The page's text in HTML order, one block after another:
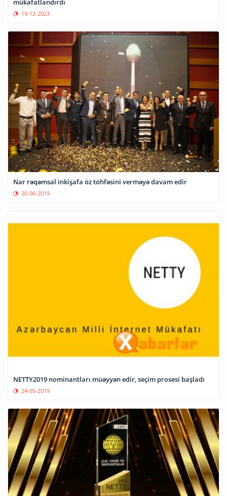
mükafatlandırdı
19-12-2023
Nar rəqəmsal inkişafa öz töhfəsini verməyə davam edir
20-06-2019
NETTY2019 nominantları müəyyən edir, seçim prosesi başladı
24-05-2019